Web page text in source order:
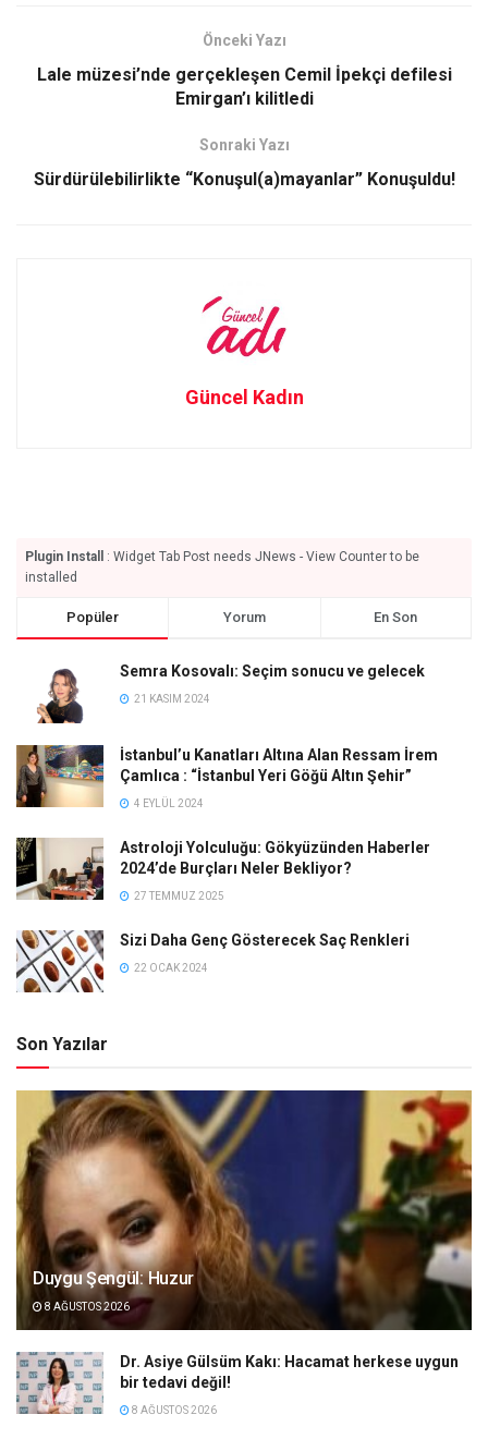
o
d
Önceki Yazı
Lale müzesi’nde gerçekleşen Cemil İpekçi defilesi
Emirgan’ı kilitledi
Sonraki Yazı
Sürdürülebilirlikte “Konuşul(a)mayanlar” Konuşuldu!
Güncel Kadın
Plugin Install
: Widget Tab Post needs JNews - View Counter to be
installed
Popüler Yorum En Son
Semra Kosovalı: Seçim sonucu ve gelecek
21 KASIM 2024
İstanbul’u Kanatları Altına Alan Ressam İrem
Çamlıca : “İstanbul Yeri Göğü Altın Şehir”
4 EYLÜL 2024
Astroloji Yolculuğu: Gökyüzünden Haberler
2024’de Burçları Neler Bekliyor?
27 TEMMUZ 2025
Sizi Daha Genç Gösterecek Saç Renkleri
22 OCAK 2024
Son Yazılar
Duygu Şengül: Huzur
8 AĞUSTOS 2026
Dr. Asiye Gülsüm Kakı: Hacamat herkese uygun
bir tedavi değil!
8 AĞUSTOS 2026